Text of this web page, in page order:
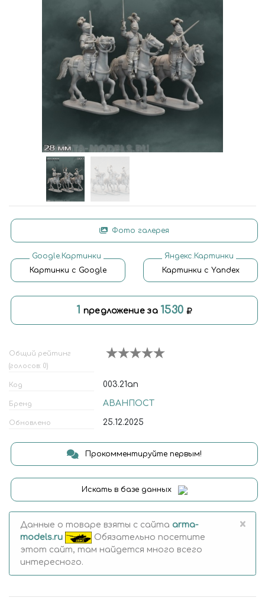
Фото галерея
Google.Картинки
Картинки с Google
Яндекс.Картинки
Картинки с Yandex
1 предложение за 1530
Общий рейтинг
(голосов: 0)
Код 003.21ап
Бренд АВАНПОСТ
Обновлено 25.12.2025
Прокомментируйте первым!
Искать в базе данных
Данные о товаре взяты с сайта arma-
models.ru
Обязательно посетите
этот сайт, там найдется много всего
интересного.
×